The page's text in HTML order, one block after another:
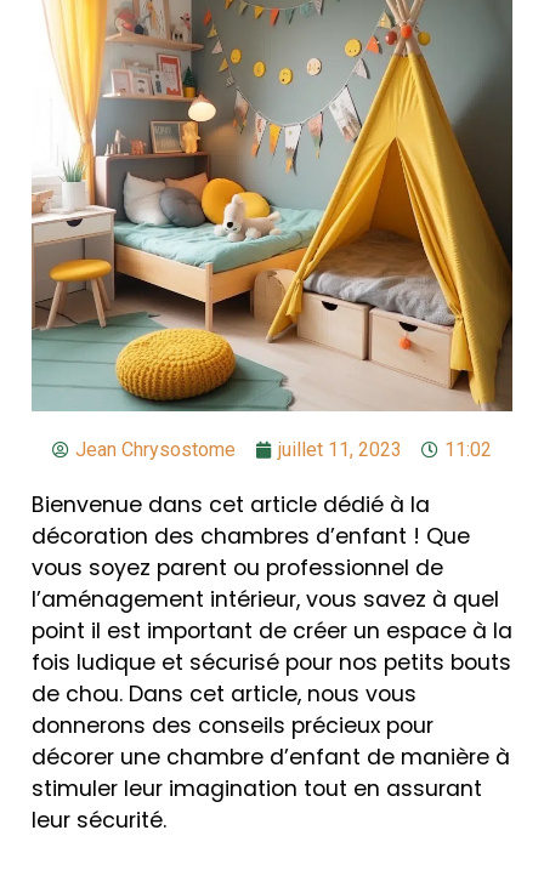
Jean Chrysostome juillet 11, 2023 11:02
Bienvenue dans cet article dédié à la
décoration des chambres d’enfant ! Que
vous soyez parent ou professionnel de
l’aménagement intérieur, vous savez à quel
point il est important de créer un espace à la
fois ludique et sécurisé pour nos petits bouts
de chou. Dans cet article, nous vous
donnerons des conseils précieux pour
décorer une chambre d’enfant de manière à
stimuler leur imagination tout en assurant
leur sécurité.